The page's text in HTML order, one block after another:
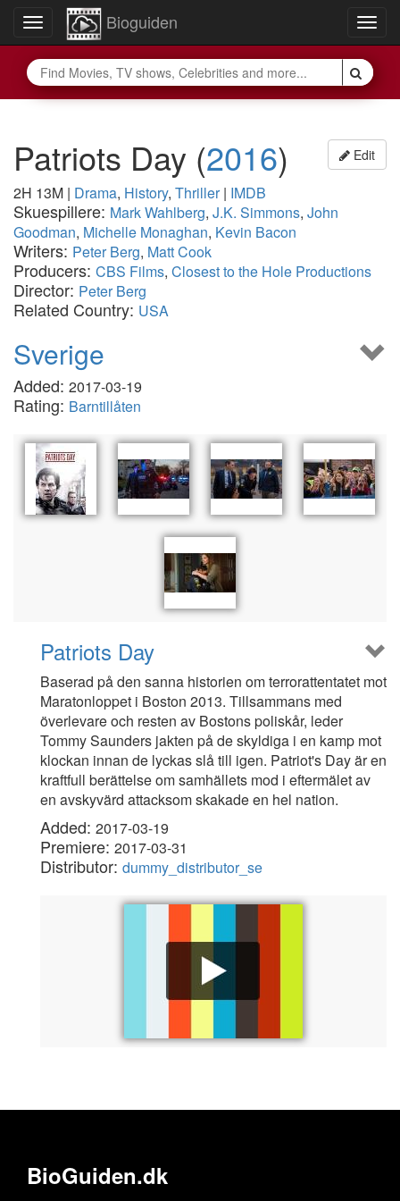
Toggle
navigation
Bioguiden
Edit
Patriots Day (2016)
2H 13M | Drama, History, Thriller| IMDB
Skuespillere: Mark Wahlberg, J.K. Simmons, John
Goodman, Michelle Monaghan, Kevin Bacon
Writers: Peter Berg, Matt Cook
Producers: CBS Films, Closest to the Hole Productions
Director: Peter Berg
Related Country: USA
Sverige
Added: 2017-03-19
Rating: Barntillåten
Patriots Day
Baserad på den sanna historien om terrorattentatet mot
Maratonloppet i Boston 2013. Tillsammans med
överlevare och resten av Bostons poliskår, leder
Tommy Saunders jakten på de skyldiga i en kamp mot
klockan innan de lyckas slå till igen. Patriot's Day är en
kraftfull berättelse om samhällets mod i eftermälet av
en avskyvärd attacksom skakade en hel nation.
Added: 2017-03-19
Premiere: 2017-03-31
Distributor: dummy_distributor_se
BioGuiden.dk